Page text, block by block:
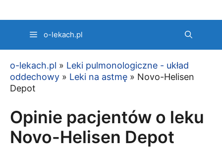
o-lekach.pl
o-lekach.pl » Leki pulmonologiczne - układ
oddechowy » Leki na astmę » Novo-Helisen
Depot
Opinie pacjentów o leku
Novo-Helisen Depot